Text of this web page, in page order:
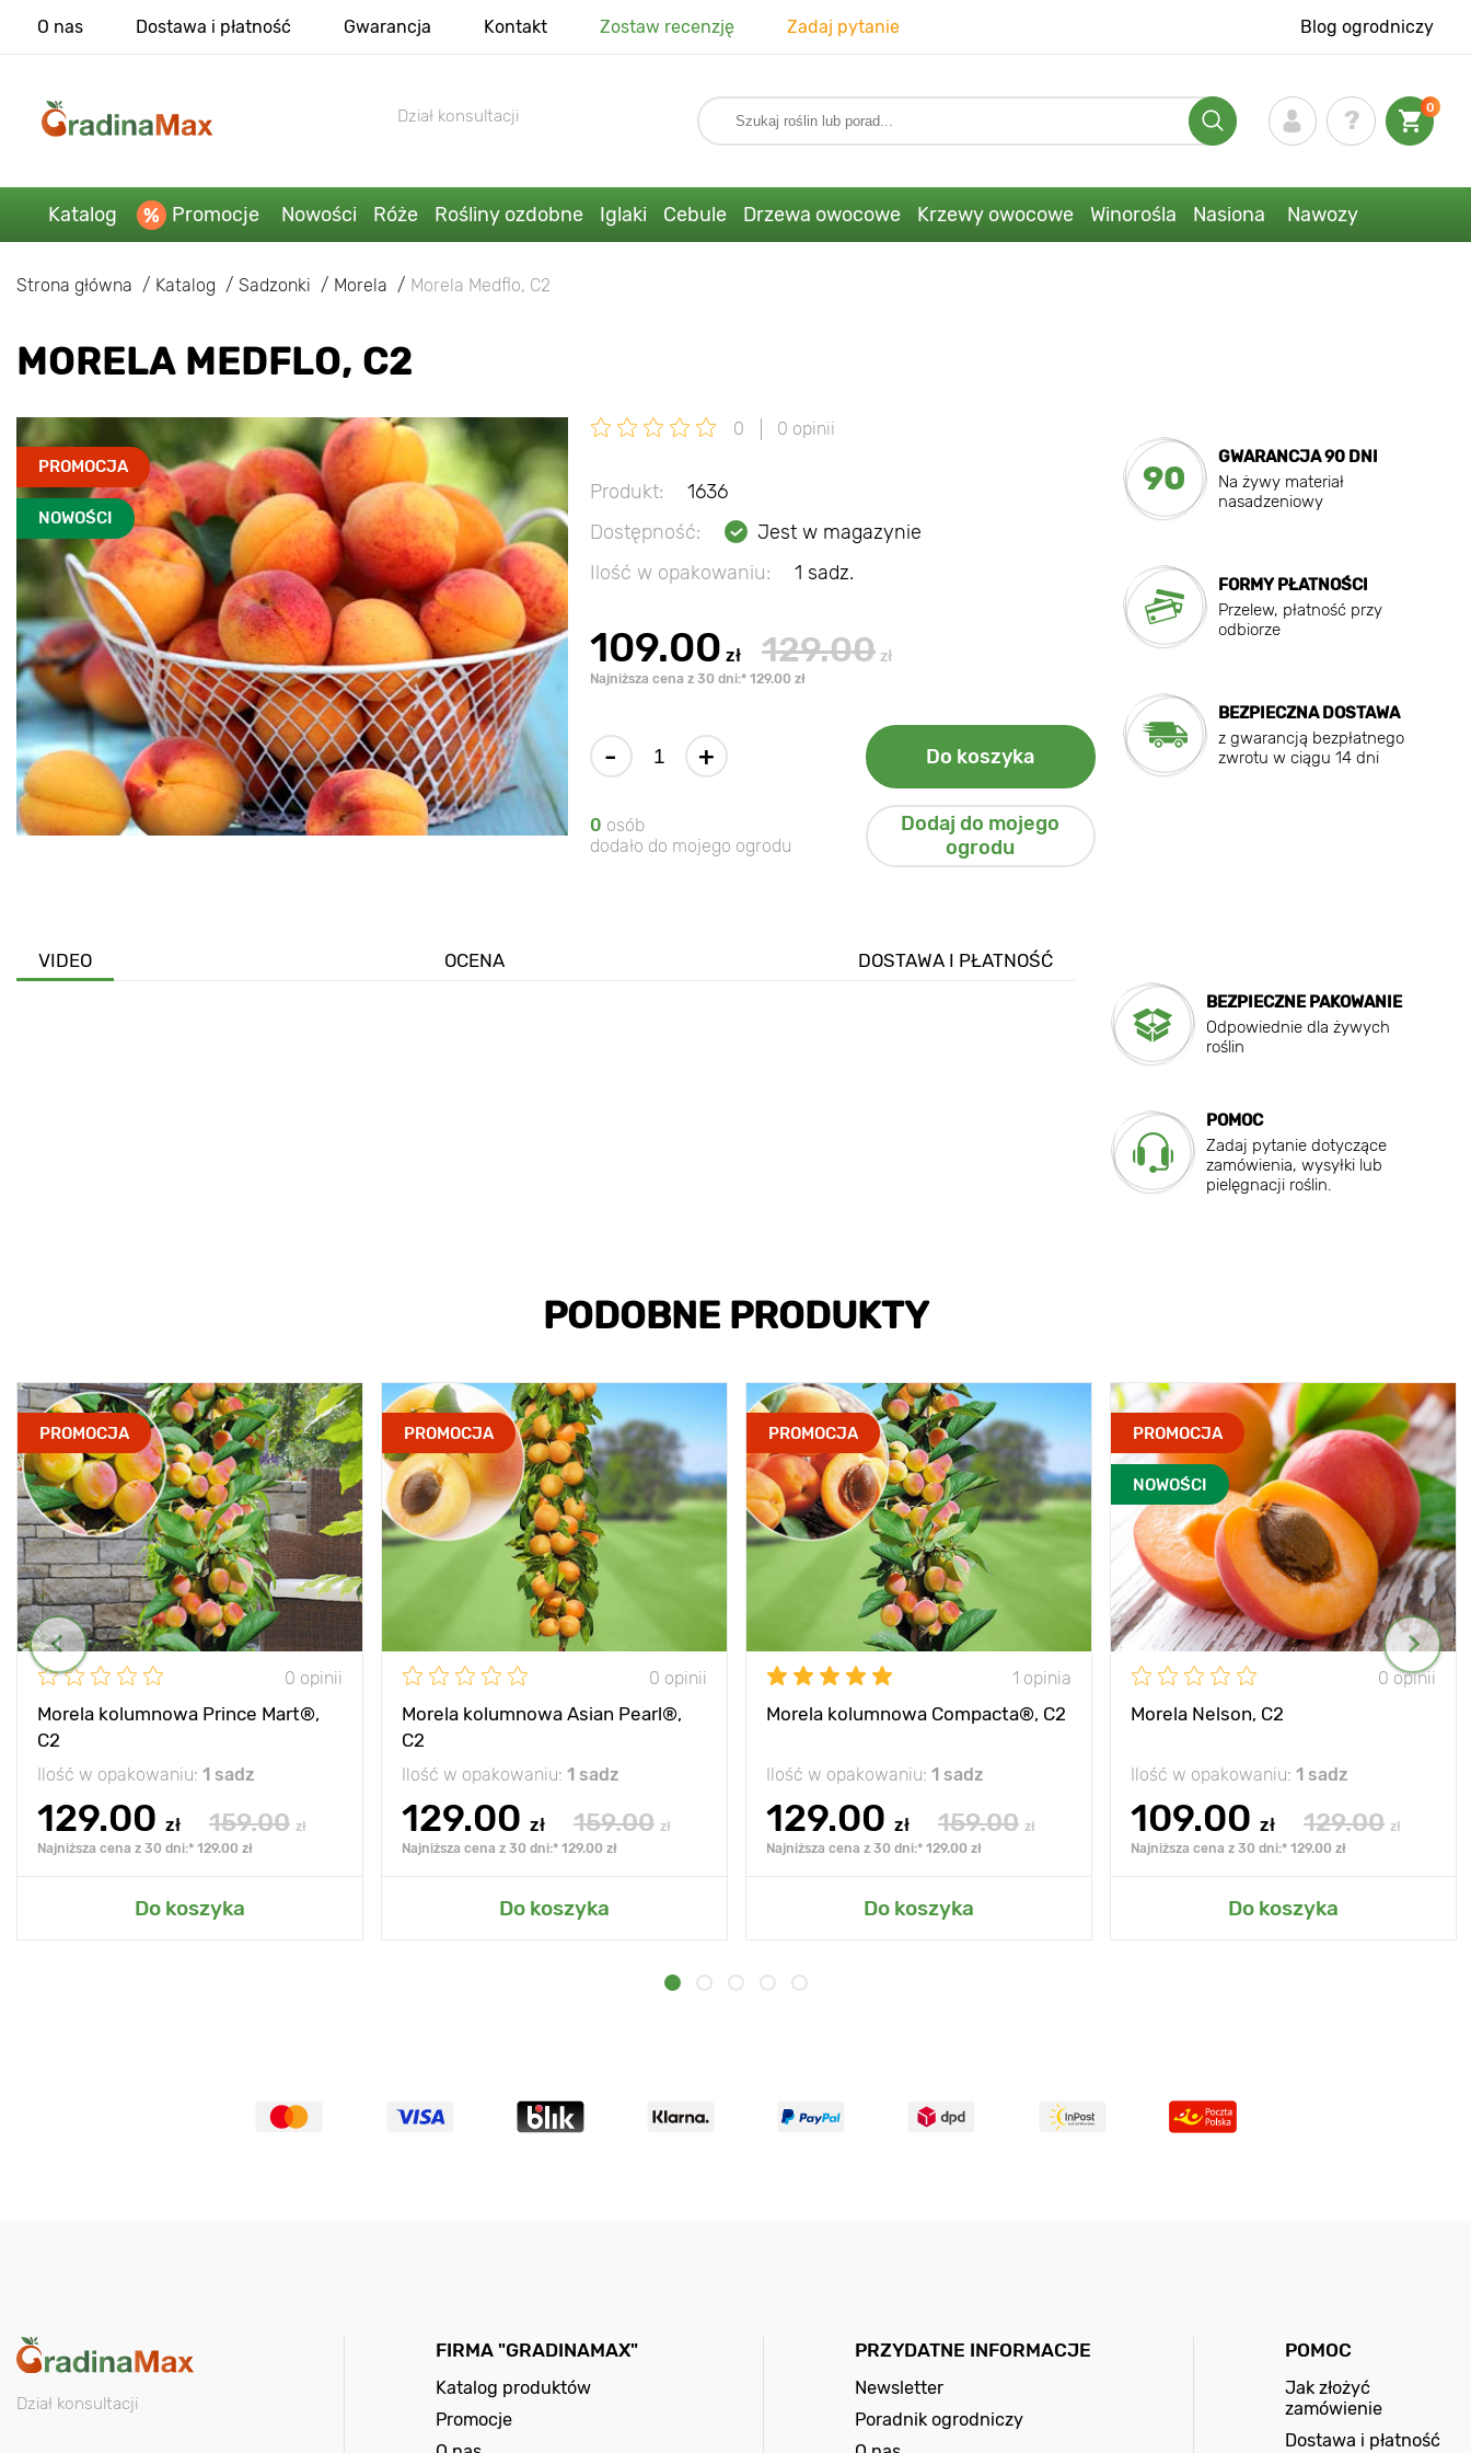
O nas Dostawa i płatność Gwarancja Kontakt Zostaw recenzję Zadaj pytanie Blog ogrodniczy
Dział konsultacji 0
Katalog Promocje Nowości Róże Rośliny ozdobne Iglaki Cebule Drzewa owocowe Krzewy owocowe Winorośla Nasiona Nawozy
Strona główna Katalog Sadzonki Morela Morela Medflo, C2
MORELA MEDFLO, C2
PROMOCJA
NOWOŚCI
0 0 opinii
Produkt:
1636
Dostępność:
Jest w magazynie
Ilość w opakowaniu:
1 sadz.
109.00 zł 129.00 zł
Najniższa cena z 30 dni:* 129.00 zł
- + Do koszyka
0 osób
dodało do mojego ogrodu
Dodaj do mojego
ogrodu
90
GWARANCJA 90 DNI
Na żywy materiał
nasadzeniowy
FORMY PŁATNOŚCI
Przelew, płatność przy
odbiorze
BEZPIECZNA DOSTAWA
z gwarancją bezpłatnego
zwrotu w ciągu 14 dni
VIDEO OCENA DOSTAWA I PŁATNOŚĆ
BEZPIECZNE PAKOWANIE
Odpowiednie dla żywych
roślin
POMOC
Zadaj pytanie dotyczące
zamówienia, wysyłki lub
pielęgnacji roślin.
PODOBNE PRODUKTY
PROMOCJA
0 opinii
Morela kolumnowa Prince Mart®,
C2
Ilość w opakowaniu: 1 sadz
129.00 zł 159.00 zł
Najniższa cena z 30 dni:* 129.00 zł
Do koszyka
PROMOCJA
0 opinii
Morela kolumnowa Asian Pearl®,
C2
Ilość w opakowaniu: 1 sadz
129.00 zł 159.00 zł
Najniższa cena z 30 dni:* 129.00 zł
Do koszyka
PROMOCJA
1 opinia
Morela kolumnowa Compacta®, C2
Ilość w opakowaniu: 1 sadz
129.00 zł 159.00 zł
Najniższa cena z 30 dni:* 129.00 zł
Do koszyka
PROMOCJA
NOWOŚCI
0 opinii
Morela Nelson, C2
Ilość w opakowaniu: 1 sadz
109.00 zł 129.00 zł
Najniższa cena z 30 dni:* 129.00 zł
Do koszyka
Dział konsultacji
FIRMA "GRADINAMAX"
Katalog produktów
Promocje
PRZYDATNE INFORMACJE
Newsletter
Poradnik ogrodniczy
POMOC
Jak złożyć
zamówienie
Dostawa i płatność